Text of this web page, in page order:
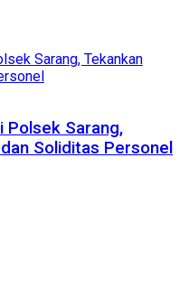
Polsek Sarang,
Soliditas Personel